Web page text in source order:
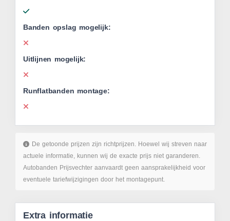
Banden opslag mogelijk:
Uitlijnen mogelijk:
Runflatbanden montage:
De getoonde prijzen zijn richtprijzen. Hoewel wij streven naar
actuele informatie, kunnen wij de exacte prijs niet garanderen.
Autobanden Prijsvechter aanvaardt geen aansprakelijkheid voor
eventuele tariefwijzigingen door het montagepunt.
Extra informatie